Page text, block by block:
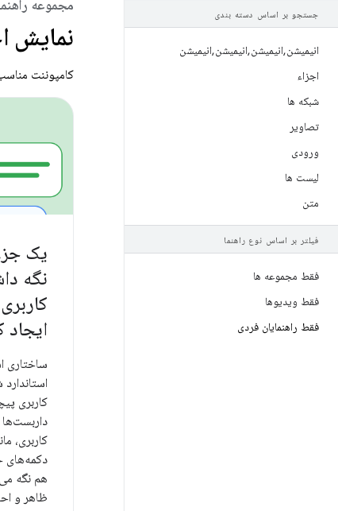
جستجو بر اساس دسته بندی
انیمیشن,انیمیشن,انیمیشن,انیمیشن
اجزاء
شبکه ها
تصاویر
ورودی
لیست ها
متن
فیلتر بر اساس نوع راهنما
فقط مجموعه ها
فقط ویدیوها
فقط راهنمایان فردی
مجموعه
نمایش
کامپوننت
یک
نگه
ایجاد
ساختاری
کاربری
کاربری،
دکمه‌های
هم نگه
ظاهر و